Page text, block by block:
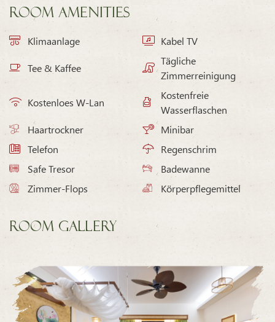
Room Amenities
Klimaanlage
Kabel TV
Tee & Kaffee
Tägliche
Zimmerreinigung
Kostenloes W-Lan
Kostenfreie
Wasserflaschen
Haartrockner
Minibar
Telefon
Regenschrim
Safe Tresor
Badewanne
Zimmer-Flops
Körperpflegemittel
Room Gallery